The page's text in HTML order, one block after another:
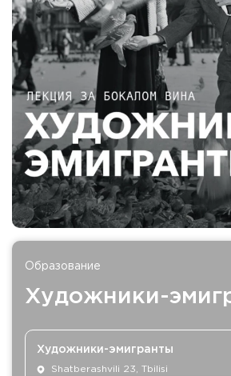
Образование
Художники-
Художники-эмигранты
Shatberashvili 23, Tbilisi